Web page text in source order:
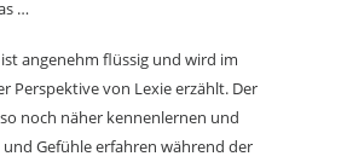
…
angenehm flüssig und wird im
Perspektive von Lexie erzählt. Der
noch näher kennenlernen und
und Gefühle erfahren während der